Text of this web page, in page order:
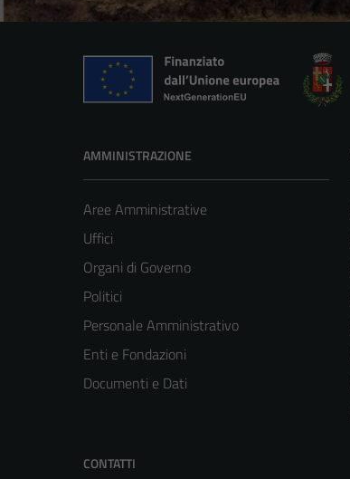
AMMINISTRAZIONE
Aree Amministrative
Uffici
Organi di Governo
Politici
Personale Amministrativo
Enti e Fondazioni
Documenti e Dati
CONTATTI